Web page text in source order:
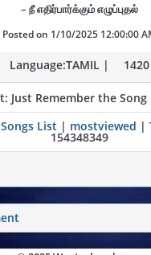
– நீ எதிர்பார்க்கும் எழுப்புதல்
Posted on 1/10/2025 12:00:00
Language:TAMIL | 1420
Just Remember the
Songs List | mostviewed |
154348349